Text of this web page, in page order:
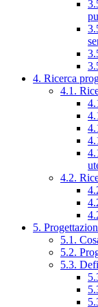
4. Ricerca
4.1.
4.2.
5.
5.1.
5.2.
5.3.